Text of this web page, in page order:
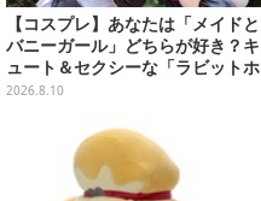
【コスプレ】あなたは「メイドと
バニーガール」どちらが好き？キ
ュート＆セクシーな「ラビットホ
ール」ミク併せの美女レイヤー
2026.8.10